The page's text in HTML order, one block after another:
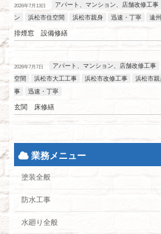
2026年7月13日 アパート、マンション、店舗改修工事
ン
浜松市住空間 浜松市親身 迅速・丁寧 遠
排煙窓 設備修繕
2026年7月7日 アパート、マンション、店舗改修工事
空間
浜松市大工工事 浜松市改修工事 浜松市親
事
迅速・丁寧
玄関 床修繕
業務メニュー
塗装全般
防水工事
水廻り全般